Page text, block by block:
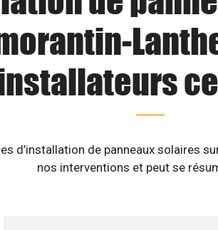
d’installation de panneaux solaires
nos interventions et peut se